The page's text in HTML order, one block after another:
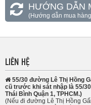
HƯỚNG DẪN
(Hướng dẫn mua
LIÊN HỆ
55/30 đường Lê Thị Hồng
cũ trước khi sát nhập là 55/
Thái Bình Quận 1, TPHCM.)
(Nếu đi đường Lê Thị Hồng